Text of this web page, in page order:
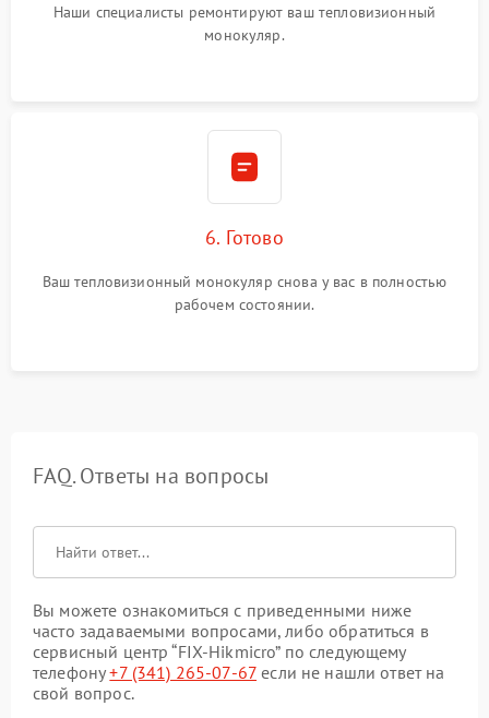
Наши специалисты ремонтируют ваш тепловизионный
монокуляр.
6. Готово
Ваш тепловизионный монокуляр снова у вас в полностью
рабочем состоянии.
FAQ. Ответы на вопросы
Вы можете ознакомиться с приведенными ниже
часто задаваемыми вопросами, либо обратиться в
сервисный центр “FIX-Hikmicro” по следующему
телефону+7 (341) 265-07-67 если не нашли ответ на
свой вопрос.